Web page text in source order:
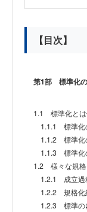
【目次】
第1部 標準化
1.1 標準化と
1.1.1 標準化
1.1.2 標準化
1.1.3 標準化
1.2 様々な規格
1.2.1 成立過
1.2.2 規格化
1.2.3 標準の